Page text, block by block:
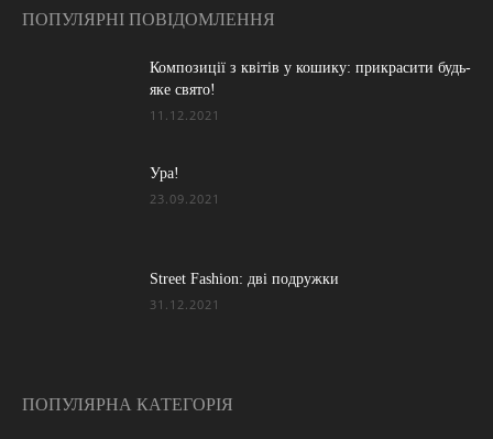
ПОПУЛЯРНІ ПОВІДОМЛЕННЯ
Композиції з квітів у кошику: прикрасити будь-
яке свято!
11.12.2021
Ура!
23.09.2021
Street Fashion: дві подружки
31.12.2021
ПОПУЛЯРНА КАТЕГОРІЯ